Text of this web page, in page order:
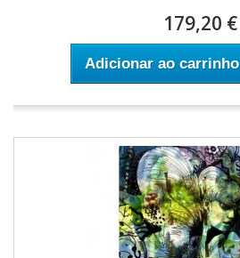
179,20 €
Adicionar ao carrinho